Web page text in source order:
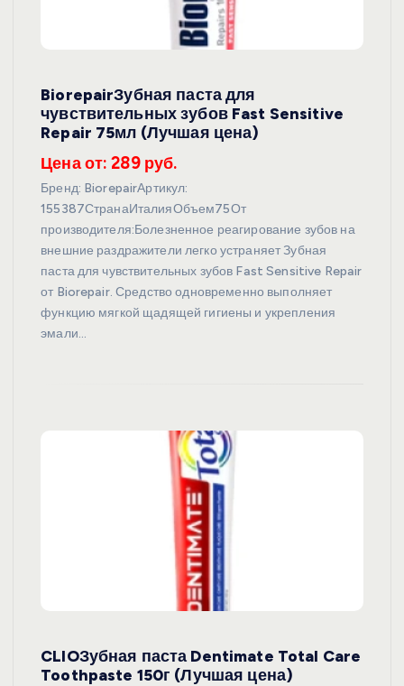
BiorepairЗубная паста для
чувствительных зубов Fast Sensitive
Repair 75мл (Лучшая цена)
Цена от: 289 руб.
Бренд: BiorepairАртикул:
155387СтранаИталияОбъем75От
производителя:Болезненное реагирование зубов на
внешние раздражители легко устраняет Зубная
паста для чувствительных зубов Fast Sensitive Repair
от Biorepair. Средство одновременно выполняет
функцию мягкой щадящей гигиены и укрепления
эмали…
CLIOЗубная паста Dentimate Total Care
Toothpaste 150г (Лучшая цена)